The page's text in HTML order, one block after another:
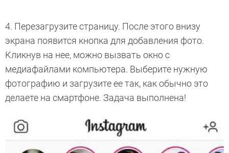
4. Перезагрузите страницу. После этого внизу
экрана появится кнопка для добавления фото.
Кликнув на нее, можно вызвать окно с
медиафайлами компьютера. Выберите нужную
фотографию и загрузите ее так, как обычно это
делаете на смартфоне. Задача выполнена!